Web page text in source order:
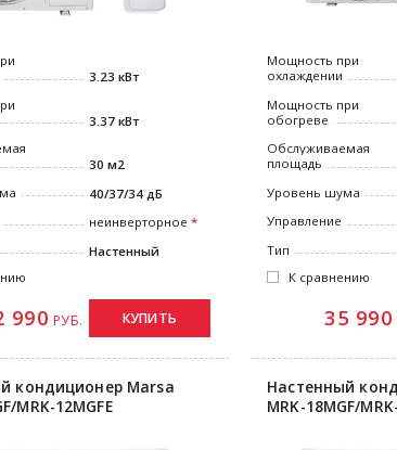
3.23 кВт
3.37 кВт
30 м2
40/37/34 дБ
неинверторное
Настенный
990 РУБ. КУПИТЬ
Мощность при
охлаждении
Мощность при
обогреве
Обслуживаемая
площадь
Уровень шума
Управление
Тип
К сравнению
35 990
кондиционер Marsa
MRK-12MGFE
Настенный
MRK-18MGF/